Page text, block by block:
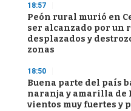
18:57
Peón rural murió en
ser alcanzado por un
desplazados y
zonas
18:50
Buena parte del país
naranja y amarilla de
vientos muy fuertes y